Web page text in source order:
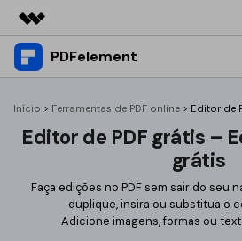
Featured Products
Utility
Business
Overview
About Us
Newsroom
PDFelement
Produtos
Desktop
PDFelement para Windows
PDFelement para Mac
Ferramentas
Editar PDF
Editar PDF
Converter PDF
Converter para PDF
Início > Ferramentas de PDF online > Editor de
Editor de PDF grátis –
grátis
Faça edições no PDF sem sair do seu
duplique, insira ou substitua o
Adicione imagens, formas ou